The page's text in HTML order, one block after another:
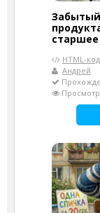
Забытый
HTML-код
Андрей